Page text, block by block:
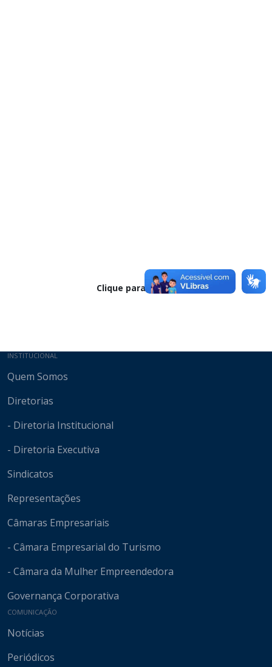
Clique para baixar
Mapa do site
INSTITUCIONAL
Quem Somos
Diretorias
- Diretoria Institucional
- Diretoria Executiva
Sindicatos
Representações
Câmaras Empresariais
- Câmara Empresarial do Turismo
- Câmara da Mulher Empreendedora
Governança Corporativa
COMUNICAÇÃO
Notícias
Periódicos